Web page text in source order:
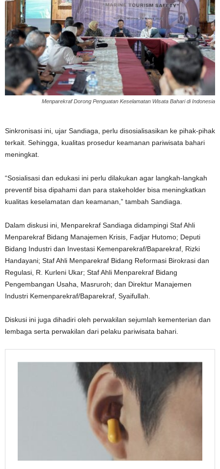
Menparekraf Dorong Penguatan Keselamatan Wisata Bahari di Indonesia
Sinkronisasi ini, ujar Sandiaga, perlu disosialisasikan ke pihak-pihak
terkait. Sehingga, kualitas prosedur keamanan pariwisata bahari
meningkat.
“Sosialisasi dan edukasi ini perlu dilakukan agar langkah-langkah
preventif bisa dipahami dan para stakeholder bisa meningkatkan
kualitas keselamatan dan keamanan,” tambah Sandiaga.
Dalam diskusi ini, Menparekraf Sandiaga didampingi Staf Ahli
Menparekraf Bidang Manajemen Krisis, Fadjar Hutomo; Deputi
Bidang Industri dan Investasi Kemenparekraf/Baparekraf, Rizki
Handayani; Staf Ahli Menparekraf Bidang Reformasi Birokrasi dan
Regulasi, R. Kurleni Ukar; Staf Ahli Menparekraf Bidang
Pengembangan Usaha, Masruroh; dan Direktur Manajemen
Industri Kemenparekraf/Baparekraf, Syaifullah.
Diskusi ini juga dihadiri oleh perwakilan sejumlah kementerian dan
lembaga serta perwakilan dari pelaku pariwisata bahari.